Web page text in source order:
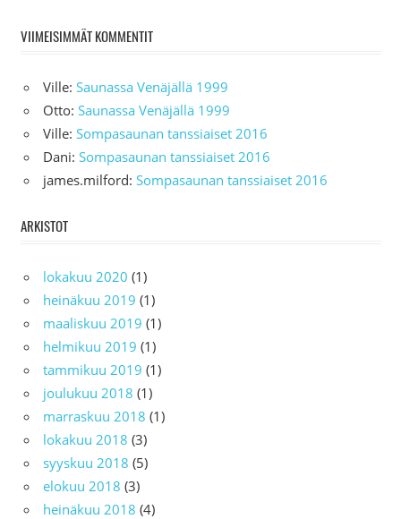
VIIMEISIMMÄT KOMMENTIT
Ville: Saunassa Venäjällä 1999
Otto: Saunassa Venäjällä 1999
Ville: Sompasaunan tanssiaiset 2016
Dani: Sompasaunan tanssiaiset 2016
james.milford: Sompasaunan tanssiaiset 2016
ARKISTOT
lokakuu 2020 (1)
heinäkuu 2019 (1)
maaliskuu 2019 (1)
helmikuu 2019 (1)
tammikuu 2019 (1)
joulukuu 2018 (1)
marraskuu 2018 (1)
lokakuu 2018 (3)
syyskuu 2018 (5)
elokuu 2018 (3)
heinäkuu 2018 (4)